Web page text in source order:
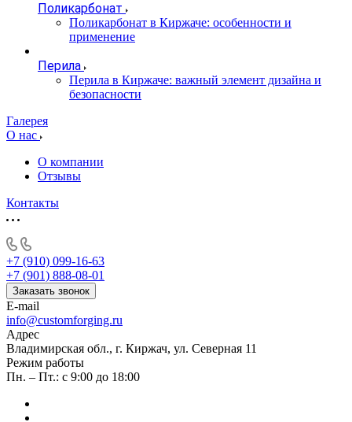
Поликарбонат
Поликарбонат в Киржаче: особенности и
применение
Перила
Перила в Киржаче: важный элемент дизайна и
безопасности
Галерея
О нас
О компании
Отзывы
Контакты
+7 (910) 099-16-63
+7 (901) 888-08-01
Заказать звонок
E-mail
info@customforging.ru
Адрес
Владимирская обл., г. Киржач, ул. Северная 11
Режим работы
Пн. – Пт.: с 9:00 до 18:00